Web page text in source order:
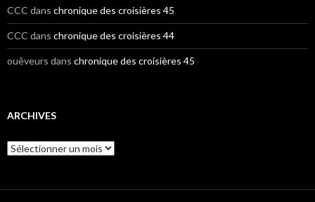
CCC dans chronique des croisières 45
CCC dans chronique des croisières 44
ouêveurs dans chronique des croisières 45
ARCHIVES
A
r